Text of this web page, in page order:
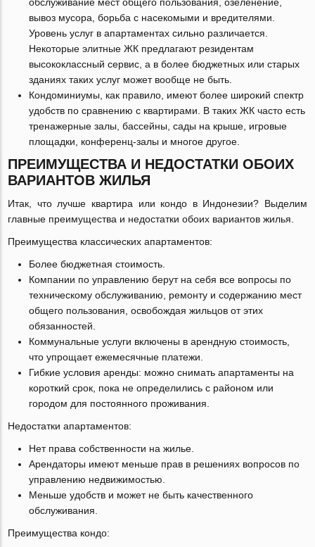
вывоз мусора, борьба с насекомыми и вредителями.
Уровень услуг в апартаментах сильно различается.
Некоторые элитные ЖК предлагают резидентам
высококлассный сервис, а в более бюджетных или старых
зданиях таких услуг может вообще не быть.
Кондоминиумы, как правило, имеют более широкий спектр
удобств по сравнению с квартирами. В таких ЖК часто есть
тренажерные залы, бассейны, сады на крыше, игровые
площадки, конференц-залы и многое другое.
ПРЕИМУЩЕСТВА И НЕДОСТАТКИ ОБОИХ
ВАРИАНТОВ ЖИЛЬЯ
Итак, что лучше квартира или кондо в Индонезии? Выделим
главные преимущества и недостатки обоих вариантов жилья.
Преимущества классических апартаментов:
Более бюджетная стоимость.
Компании по управлению берут на себя все вопросы по
техническому обслуживанию, ремонту и содержанию мест
общего пользования, освобождая жильцов от этих
обязанностей.
Коммунальные услуги включены в арендную стоимость,
что упрощает ежемесячные платежи.
Гибкие условия аренды: можно снимать апартаменты на
короткий срок, пока не определились с районом или
городом для постоянного проживания.
Недостатки апартаментов:
Нет права собственности на жилье.
Арендаторы имеют меньше прав в решениях вопросов по
управлению недвижимостью.
Меньше удобств и может не быть качественного
обслуживания.
Преимущества кондо: